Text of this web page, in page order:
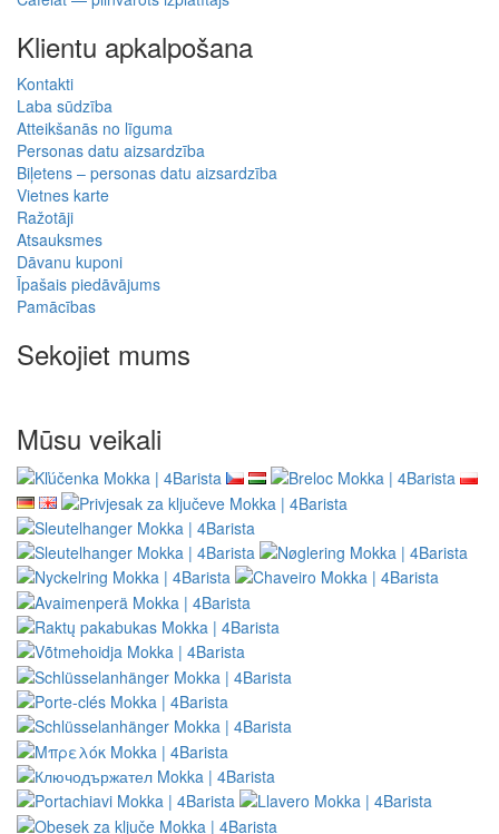
Klientu apkalpošana
Kontakti
Laba sūdzība
Atteikšanās no līguma
Personas datu aizsardzība
Biļetens – personas datu aizsardzība
Vietnes karte
Ražotāji
Atsauksmes
Dāvanu kuponi
Īpašais piedāvājums
Pamācības
Sekojiet mums
Mūsu veikali